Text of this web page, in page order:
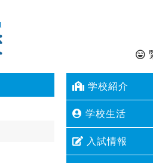
学校紹介
学校生活
入試情報